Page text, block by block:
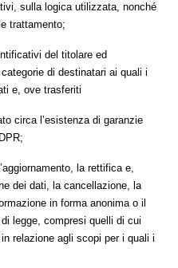
sulla logica utilizzata, nonché
trattamento;
del titolare ed
di destinatari ai quali i
e, ove trasferiti
circa l’esistenza di garanzie
la rettifica e,
dei dati, la cancellazione, la
in forma anonima o il
legge, compresi quelli di cui
relazione agli scopi per i quali i